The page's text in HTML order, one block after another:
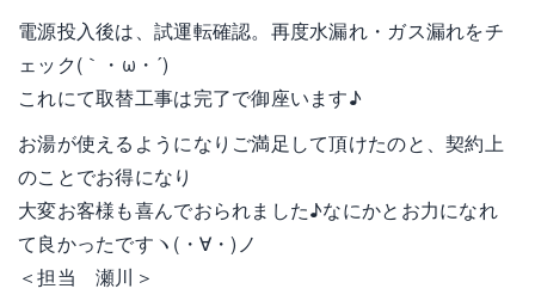
電源投入後は、試運転確認。再度水漏れ・ガス漏れをチ
ェック(｀・ω・´)
これにて取替工事は完了で御座います♪
お湯が使えるようになりご満足して頂けたのと、契約上
のことでお得になり
大変お客様も喜んでおられました♪なにかとお力になれ
て良かったですヽ(・∀・)ノ
＜担当 瀬川＞